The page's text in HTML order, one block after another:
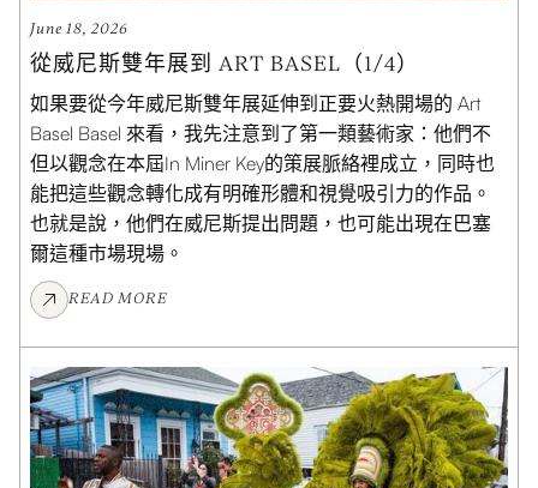
June 18, 2026
從威尼斯雙年展到 ART BASEL（1/4）
如果要從今年威尼斯雙年展延伸到正要火熱開場的 Art
Basel Basel 來看，我先注意到了第一類藝術家：他們不
但以觀念在本屆In Miner Key的策展脈絡裡成立，同時也
能把這些觀念轉化成有明確形體和視覺吸引力的作品。
也就是說，他們在威尼斯提出問題，也可能出現在巴塞
爾這種市場現場。
READ MORE